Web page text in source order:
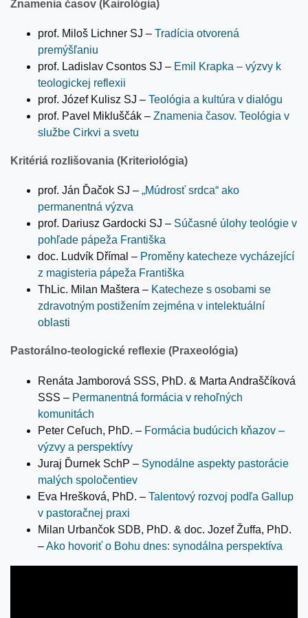
Znamenia časov (Kairológia)
prof. Miloš Lichner SJ – Tradícia otvorená
premýšľaniu
prof. Ladislav Csontos SJ – Emil Krapka – výzvy k
teologickej reflexii
prof. Józef Kulisz SJ – Teológia a kultúra v dialógu
prof. Pavel Mikluščák – Znamenia časov. Teológia v
službe Cirkvi a svetu
Kritériá rozlišovania (Kriteriológia)
prof. Ján Ďačok SJ – „Múdrosť srdca“ ako
permanentná výzva
prof. Dariusz Gardocki SJ – Súčasné úlohy teológie v
pohľade pápeža Františka
doc. Ludvík Dřímal – Proměny katecheze vycházející
z magisteria pápeža Františka
ThLic. Milan Maštera – Katecheze s osobami se
zdravotným postižením zejména v intelektuální
oblasti
Pastorálno-teologické reflexie (Praxeológia)
Renáta Jamborová SSS, PhD. & Marta Andraščíková
SSS – Permanentná formácia v rehoľných
komunitách
Peter Ceľuch, PhD. – Formácia budúcich kňazov –
výzvy a perspektívy
Juraj Ďurnek SchP – Synodálne aspekty pastorácie
malých spoločentiev
Eva Hrešková, PhD. – Talentový rozvoj podľa Gallup
v pastoračnej praxi
Milan Urbančok SDB, PhD. & doc. Jozef Žuffa, PhD.
–Ako hovoriť o Bohu dnes: synodálna perspektíva